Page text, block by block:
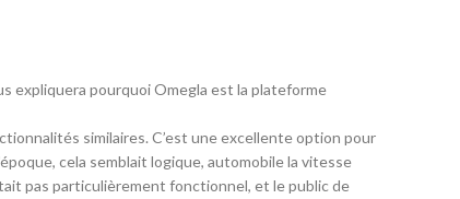
expliquera pourquoi Omegla est la plateforme
similaires. C’est une excellente option pour
cela semblait logique, automobile la vitesse
pas particulièrement fonctionnel, et le public de